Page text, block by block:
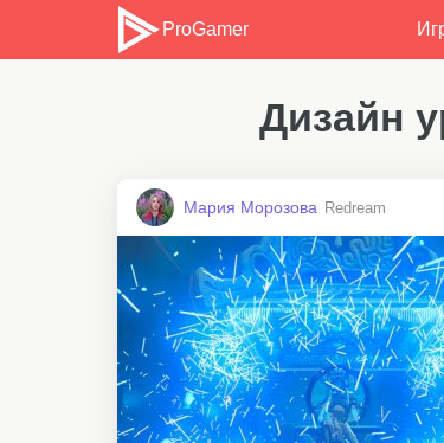
ProGamer
Дизайн
Мария Морозова Redream